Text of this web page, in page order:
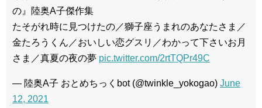
の』陸奥A子傑作集
たそがれ時に見つけたの／獅子座うまれのあなたさま／
金たろうくん／おいしい恋グスリ／わかって下さいお月
さま／真夏の夜の夢 pic.twitter.com/2rtTQPr49C
— 陸奥A子 おとめちっくbot (@twinkle_yokogao) June
12, 2021